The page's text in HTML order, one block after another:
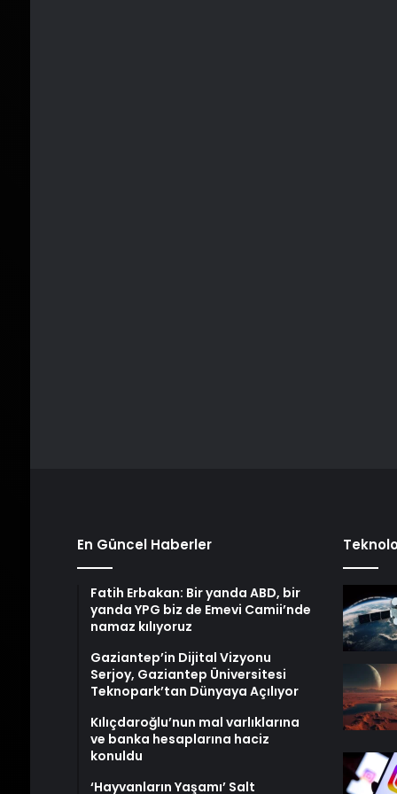
En Güncel Haberler
Fatih Erbakan: Bir yanda ABD, bir
yanda YPG biz de Emevi Camii’nde
namaz kılıyoruz
Gaziantep’in Dijital Vizyonu
Serjoy, Gaziantep Üniversitesi
Teknopark’tan Dünyaya Açılıyor
Kılıçdaroğlu’nun mal varlıklarına
ve banka hesaplarına haciz
konuldu
‘Hayvanların Yaşamı’ Salt